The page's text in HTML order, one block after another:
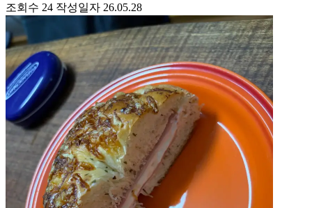
조회수 24 작성일자 26.05.28